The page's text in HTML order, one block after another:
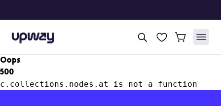
Upway
Oops
500
c.collections.nodes.at is not a function